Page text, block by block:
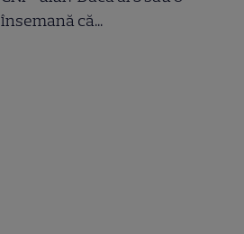
însemană că...